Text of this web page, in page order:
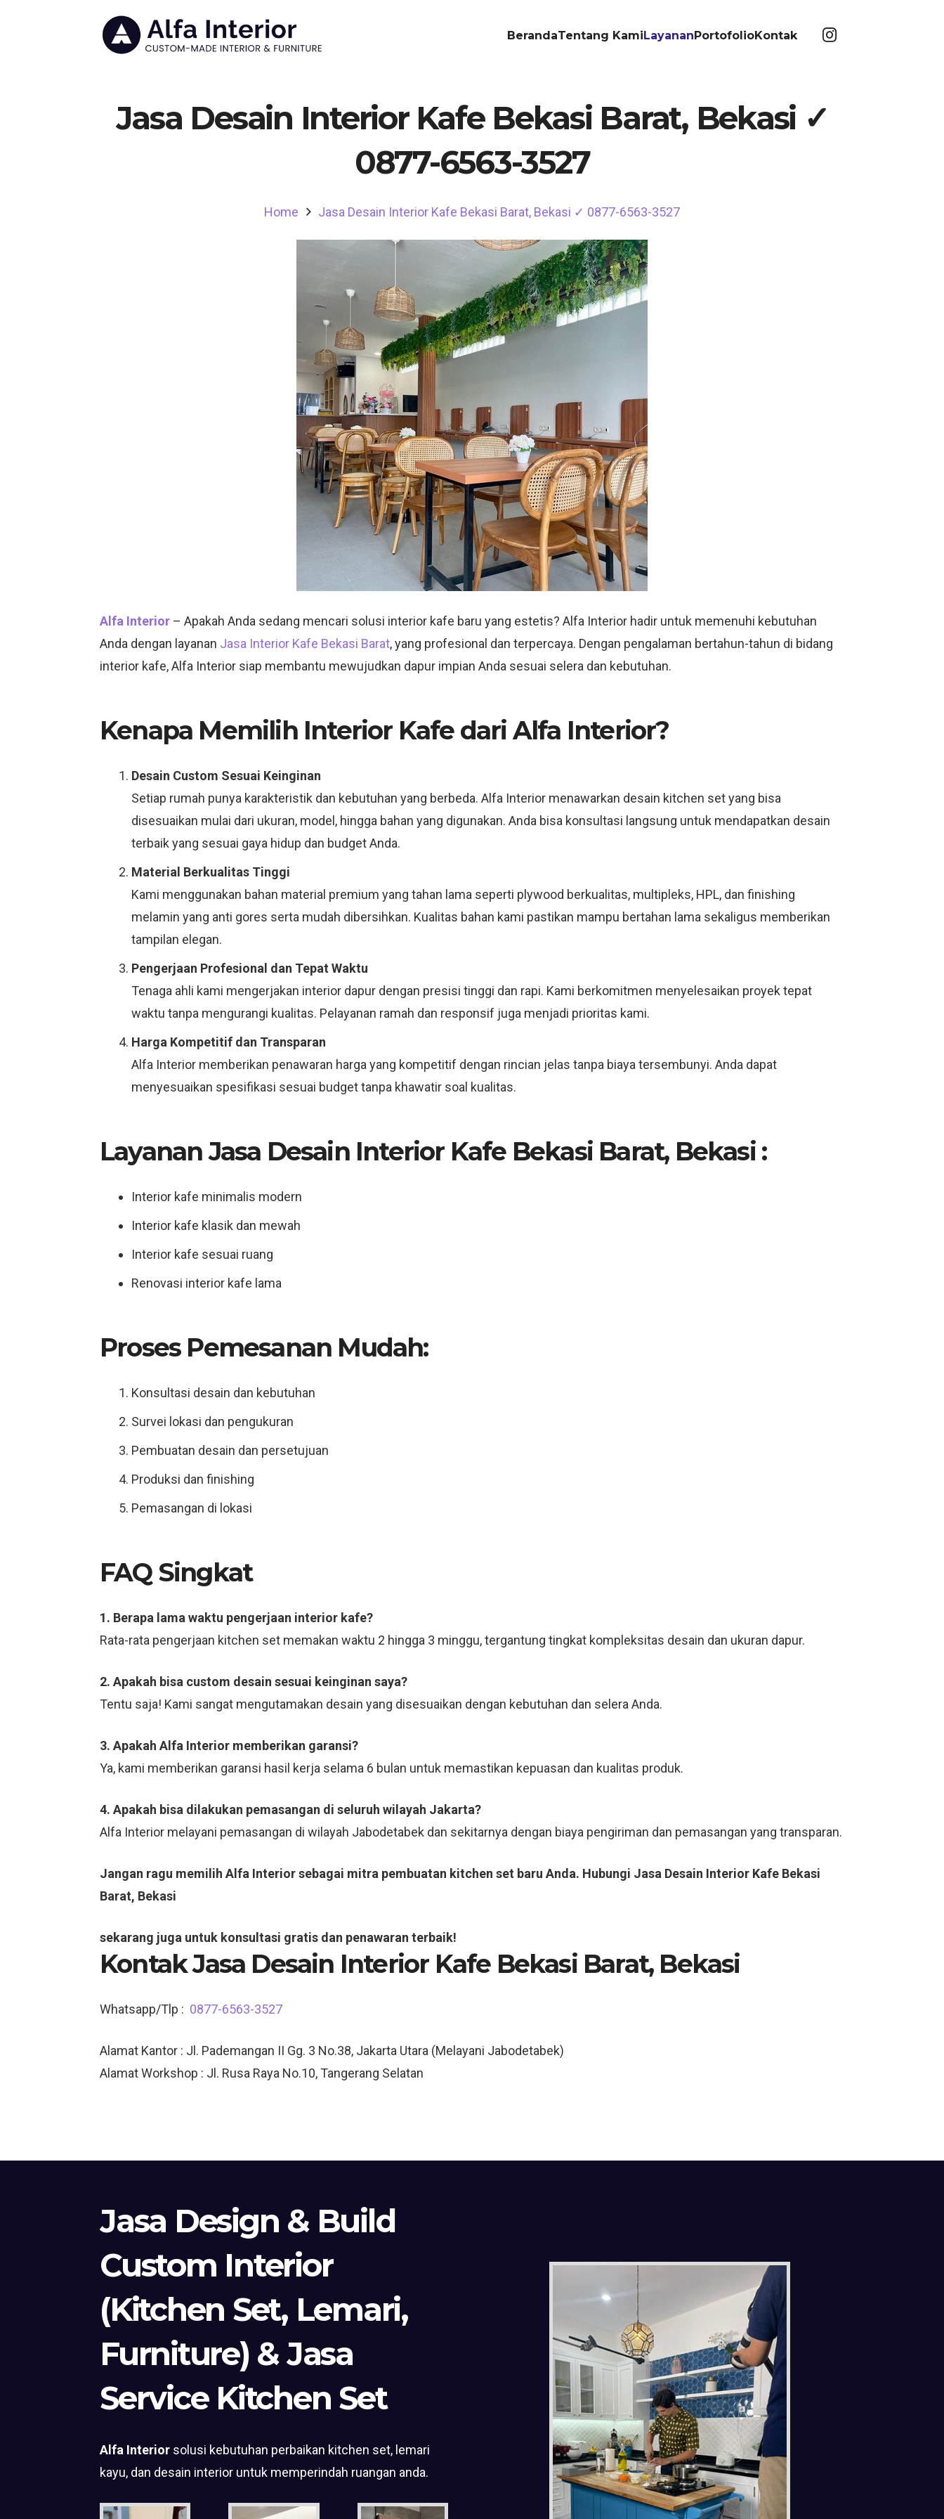
BerandaTentang KamiLayananPortofolioKontak
Jasa Desain Interior Kafe Bekasi Barat, Bekasi ✓
0877-6563-3527
Home Jasa Desain Interior Kafe Bekasi Barat, Bekasi ✓ 0877-6563-3527
Alfa Interior – Apakah Anda sedang mencari solusi interior kafe baru yang estetis? Alfa Interior hadir untuk memenuhi kebutuhan
Anda dengan layanan Jasa Interior Kafe Bekasi Barat, yang profesional dan terpercaya. Dengan pengalaman bertahun-tahun di bidang
interior kafe, Alfa Interior siap membantu mewujudkan dapur impian Anda sesuai selera dan kebutuhan.
Kenapa Memilih Interior Kafe dari Alfa Interior?
Desain Custom Sesuai Keinginan
Setiap rumah punya karakteristik dan kebutuhan yang berbeda. Alfa Interior menawarkan desain kitchen set yang bisa
disesuaikan mulai dari ukuran, model, hingga bahan yang digunakan. Anda bisa konsultasi langsung untuk mendapatkan desain
terbaik yang sesuai gaya hidup dan budget Anda.
Material Berkualitas Tinggi
Kami menggunakan bahan material premium yang tahan lama seperti plywood berkualitas, multipleks, HPL, dan finishing
melamin yang anti gores serta mudah dibersihkan. Kualitas bahan kami pastikan mampu bertahan lama sekaligus memberikan
tampilan elegan.
Pengerjaan Profesional dan Tepat Waktu
Tenaga ahli kami mengerjakan interior dapur dengan presisi tinggi dan rapi. Kami berkomitmen menyelesaikan proyek tepat
waktu tanpa mengurangi kualitas. Pelayanan ramah dan responsif juga menjadi prioritas kami.
Harga Kompetitif dan Transparan
Alfa Interior memberikan penawaran harga yang kompetitif dengan rincian jelas tanpa biaya tersembunyi. Anda dapat
menyesuaikan spesifikasi sesuai budget tanpa khawatir soal kualitas.
Layanan Jasa Desain Interior Kafe Bekasi Barat, Bekasi :
Interior kafe minimalis modern
Interior kafe klasik dan mewah
Interior kafe sesuai ruang
Renovasi interior kafe lama
Proses Pemesanan Mudah:
Konsultasi desain dan kebutuhan
Survei lokasi dan pengukuran
Pembuatan desain dan persetujuan
Produksi dan finishing
Pemasangan di lokasi
FAQ Singkat
1. Berapa lama waktu pengerjaan interior kafe?
Rata-rata pengerjaan kitchen set memakan waktu 2 hingga 3 minggu, tergantung tingkat kompleksitas desain dan ukuran dapur.
2. Apakah bisa custom desain sesuai keinginan saya?
Tentu saja! Kami sangat mengutamakan desain yang disesuaikan dengan kebutuhan dan selera Anda.
3. Apakah Alfa Interior memberikan garansi?
Ya, kami memberikan garansi hasil kerja selama 6 bulan untuk memastikan kepuasan dan kualitas produk.
4. Apakah bisa dilakukan pemasangan di seluruh wilayah Jakarta?
Alfa Interior melayani pemasangan di wilayah Jabodetabek dan sekitarnya dengan biaya pengiriman dan pemasangan yang transparan.
Jangan ragu memilih Alfa Interior sebagai mitra pembuatan kitchen set baru Anda. Hubungi Jasa Desain Interior Kafe Bekasi
Barat, Bekasi
sekarang juga untuk konsultasi gratis dan penawaran terbaik!
Kontak Jasa Desain Interior Kafe Bekasi Barat, Bekasi
Whatsapp/Tlp : 0877-6563-3527
Alamat Kantor : Jl. Pademangan II Gg. 3 No.38, Jakarta Utara (Melayani Jabodetabek)
Alamat Workshop : Jl. Rusa Raya No.10, Tangerang Selatan
Jasa Design & Build
Custom Interior
(Kitchen Set, Lemari,
Furniture) & Jasa
Service Kitchen Set
Alfa Interior solusi kebutuhan perbaikan kitchen set, lemari
kayu, dan desain interior untuk memperindah ruangan anda.